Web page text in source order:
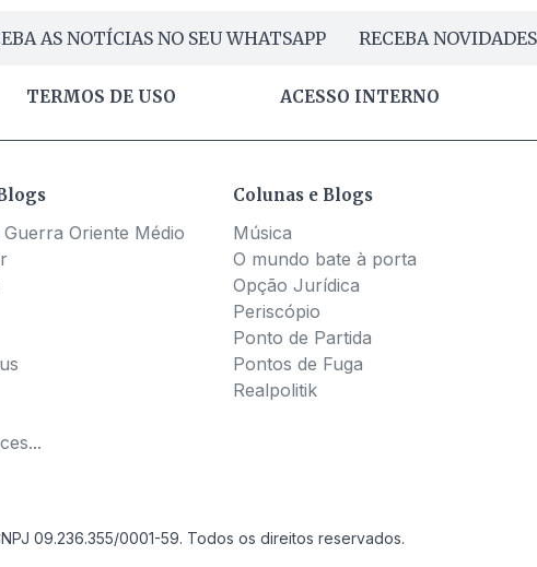
AS NOTÍCIAS NO SEU WHATSAPP RECEBA
TERMOS DE USO ACESSO INTERNO
Guerra Oriente Médio
Colunas e Blogs
Música
O mundo bate à porta
Opção Jurídica
Periscópio
Ponto de Partida
Pontos de Fuga
Realpolitik
09.236.355/0001-59. Todos os direitos reservados.